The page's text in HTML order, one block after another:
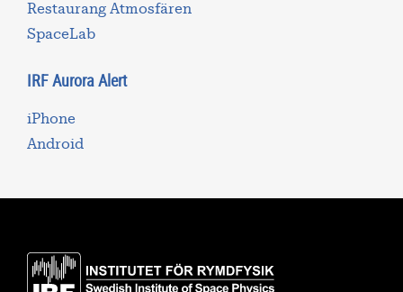
Restaurang Atmosfären
SpaceLab
IRF Aurora Alert
iPhone
Android